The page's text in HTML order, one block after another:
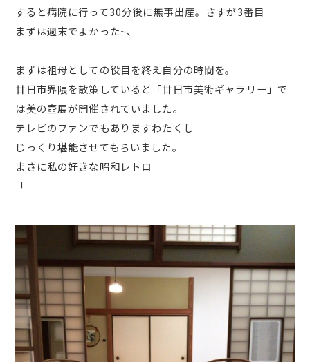
すると病院に行って30分後に無事出産。さすが3番目
まずは週末でよかった~、
まずは祖母としての役目を終え自分の時間を。
廿日市界隈を散策していると「廿日市美術ギャラリー」で
は美の壺展が開催されていました。
テレビのファンでもありますわたくし
じっくり堪能させてもらいました。
まさに私の好きな昭和レトロ
「